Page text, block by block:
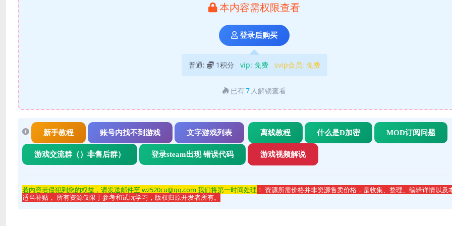
本内容需权限查看
登录后购买
普通: 1积分 vip: 免费 svip会员: 免费
已有7 人解锁查看
新手教程 账号内找不到游戏 文字游戏列表 离线教程 什么是D加密 MOD订阅问题
游戏交流群（）非售后群） 登录steam出现 错误代码 游戏视频解说
若内容若侵犯到您的权益，请发送邮件至 wz520cu@qq.com 我们将第一时间处理 ！ 资源所需价格并非资源售卖价格，是收集、整理、编辑详情以及
适当补贴， 所有资源仅限于参考和试玩学习，版权归原开发者所有。